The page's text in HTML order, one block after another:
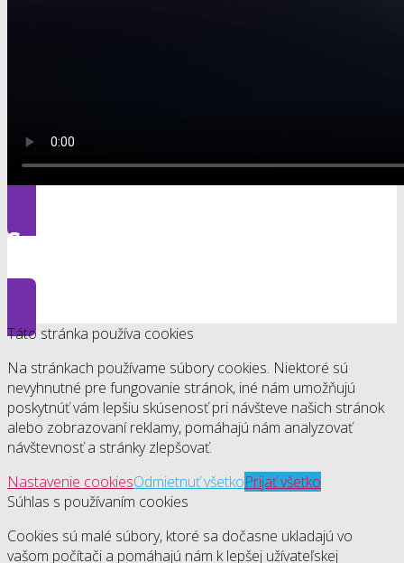
Späť na stránku AKADÉMIA PRE
DOPRAVCOV
Táto stránka používa cookies
Na stránkach používame súbory cookies. Niektoré sú
nevyhnutné pre fungovanie stránok, iné nám umožňujú
poskytnúť vám lepšiu skúsenosť pri návšteve našich stránok
alebo zobrazovaní reklamy, pomáhajú nám analyzovať
návštevnosť a stránky zlepšovať.
Nastavenie cookiesOdmietnuť všetkoPrijať všetko
Súhlas s používaním cookies
Cookies sú malé súbory, ktoré sa dočasne ukladajú vo
vašom počítači a pomáhajú nám k lepšej užívateľskej